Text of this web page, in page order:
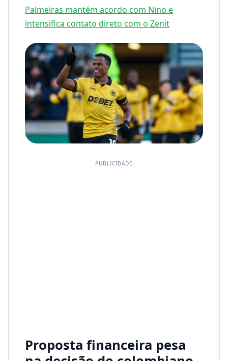
Palmeiras mantém acordo com Nino e
intensifica contato direto com o Zenit
PUBLICIDADE
Proposta financeira pesa